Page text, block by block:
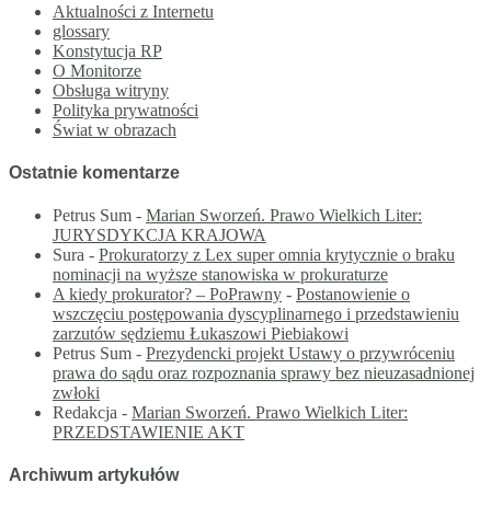
Aktualności z Internetu
glossary
Konstytucja RP
O Monitorze
Obsługa witryny
Polityka prywatności
Świat w obrazach
Ostatnie komentarze
Petrus Sum - Marian Sworzeń. Prawo Wielkich Liter:
JURYSDYKCJA KRAJOWA
Sura - Prokuratorzy z Lex super omnia krytycznie o braku
nominacji na wyższe stanowiska w prokuraturze
A kiedy prokurator? – PoPrawny - Postanowienie o
wszczęciu postępowania dyscyplinarnego i przedstawieniu
zarzutów sędziemu Łukaszowi Piebiakowi
Petrus Sum - Prezydencki projekt Ustawy o przywróceniu
prawa do sądu oraz rozpoznania sprawy bez nieuzasadnionej
zwłoki
Redakcja - Marian Sworzeń. Prawo Wielkich Liter:
PRZEDSTAWIENIE AKT
Archiwum artykułów